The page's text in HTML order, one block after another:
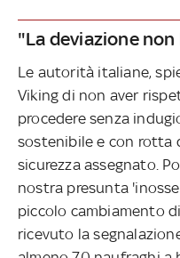
"La deviazione
Le autorità italiane,
Viking di non aver
procedere senza
sostenibile e con rotta
sicurezza assegnato.
nostra presunta
piccolo cambiamento
ricevuto la